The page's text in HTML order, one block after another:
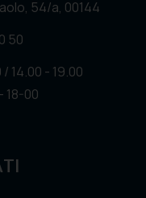
54/a, 00144
50
/ 14.00 - 19.00
18-00